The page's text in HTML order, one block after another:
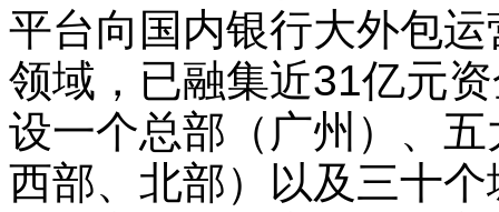
平台向国内银行大外包
领域，已融集近31亿元
设一个总部（广州）、
西部、北部）以及三十